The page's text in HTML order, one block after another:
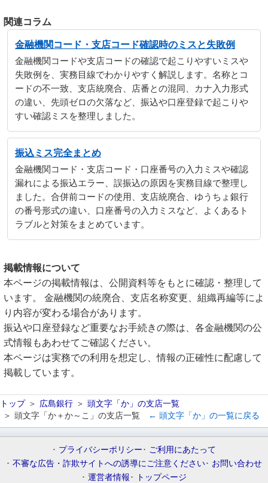
関連コラム
金融機関コード・支店コード確認時のミスと失敗例
金融機関コードや支店コードの確認で起こりやすいミスや
失敗例を、実務目線でわかりやすく解説します。名称とコ
ードの不一致、支店統廃合、店番との混同、カナ入力形式
の違い、先頭ゼロの欠落など、振込や口座登録で起こりや
すい確認ミスを整理しました。
振込ミス完全まとめ
金融機関コード・支店コード・口座番号の入力ミスや確認
漏れによる振込エラー、誤振込の原因を実務目線で整理し
ました。合併前コードの使用、支店統廃合、ゆうちょ銀行
の番号形式の違い、口座番号の入力ミスなど、よくあるト
ラブルと対策をまとめています。
掲載情報について
本ページの掲載情報は、公開資料等をもとに確認・整理して
います。 金融機関の統廃合、支店名称変更、組織再編等によ
り内容が変わる場合があります。
振込や口座登録など重要なお手続きの際は、各金融機関の公
式情報もあわせてご確認ください。
本ページは実務での利用を想定し、情報の正確性に配慮して
掲載しています。
トップ 広島銀行
頭文字「か」の支店一覧
頭文字「か＋か～こ」の支店一覧
← 頭文字「か」の一覧に戻る
プライバシーポリシー
ご利用にあたって
不審な広告・詐欺サイトへの誘導にご注意ください
お問い合わせ
運営者情報
トップページ